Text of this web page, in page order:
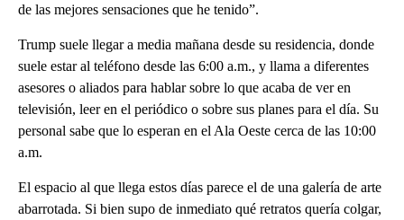
de las mejores sensaciones que he tenido”.
Trump suele llegar a media mañana desde su residencia, donde
suele estar al teléfono desde las 6:00 a.m., y llama a diferentes
asesores o aliados para hablar sobre lo que acaba de ver en
televisión, leer en el periódico o sobre sus planes para el día. Su
personal sabe que lo esperan en el Ala Oeste cerca de las 10:00
a.m.
El espacio al que llega estos días parece el de una galería de arte
abarrotada. Si bien supo de inmediato qué retratos quería colgar,